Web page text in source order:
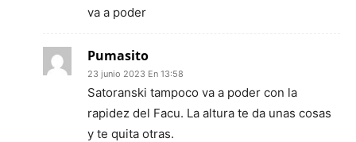
va a poder
Pumasito
23 junio 2023 En 13:58
Satoranski tampoco va a poder con la
rapidez del Facu. La altura te da unas cosas
y te quita otras.